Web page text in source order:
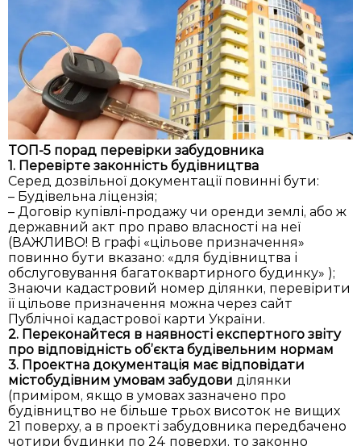
ТОП-5 порад перевірки забудовника
1. Перевірте законність будівництва
Серед дозвільної документації повинні бути:
– Будівельна ліцензія;
– Договір купівлі-продажу чи оренди землі, або ж
державний акт про право власності на неї
(ВАЖЛИВО! В графі «цільове призначення»
повинно бути вказано: «для будівництва і
обслуговування багатоквартирного будинку» );
Знаючи кадастровий номер ділянки, перевірити
її цільове призначення можна через сайт
Публічної кадастрової карти України.
2. Переконайтеся в наявності експертного звіту
про відповідність об’єкта будівельним нормам
3. Проектна документація має відповідати
містобудівним умовам забудови ділянки
(приміром, якщо в умовах зазначено про
будівництво не більше трьох висоток не вищих
21 поверху, а в проекті забудовника передбачено
чотири будинки по 24 поверхи, то законно